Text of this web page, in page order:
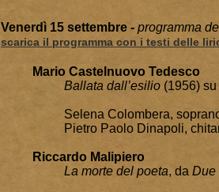
Venerdì 15 settembre -
scarica il programma con i testi delle
Mario Castelnuovo Tedesco
Ballata dall’esilio (1956)
Selena Colombera,
Pietro Paolo Dinapoli,
Riccardo Malipiero
La morte del poeta, da Due